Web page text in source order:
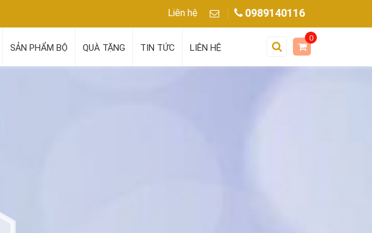
0989140116
Liên hệ
SẢN PHẨM BỘ QUÀ TẶNG TIN TỨC LIÊN HỆ
0